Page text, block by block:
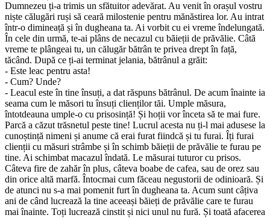
Dumnezeu ți-a trimis un sfătuitor adevărat. Au venit în orașul vostru
niște călugări ruși să ceară milostenie pentru mănăstirea lor. Au intrat
într-o dimineață și în dugheana ta. Ai vorbit cu ei vreme îndelungată.
În cele din urmă, te-ai plâns de necazul cu băieții de prăvălie. Câtă
vreme te plângeai tu, un călugăr bătrân te privea drept în față,
tăcând. După ce ți-ai terminat jelania, bătrânul a grăit:
- Este leac pentru asta!
- Cum? Unde?
- Leacul este în tine însuți, a dat răspuns bătrânul. De acum înainte ia
seama cum le măsori tu însuți clienților tăi. Umple măsura,
întotdeauna umple-o cu prisosință! Și hoții vor înceta să te mai fure.
Parcă a căzut trăsnetul peste tine! Lucrul acesta nu ți-l mai adusese la
cunoștință nimeni și anume că erai furat fiindcă și tu furai. Îți furai
clienții cu măsuri strâmbe și în schimb băieții de prăvălie te furau pe
tine. Ai schimbat macazul îndată. Le măsurai tuturor cu prisos.
Câteva fire de zahăr în plus, câteva boabe de cafea, sau de orez sau
din orice altă marfă. Întocmai cum făceau negustorii de odinioară. Și
de atunci nu s-a mai pomenit furt în dugheana ta. Acum sunt câțiva
ani de când lucrează la tine aceeași băieți de prăvălie care te furau
mai înainte. Toți lucrează cinstit și nici unul nu fură. Și toată afacerea